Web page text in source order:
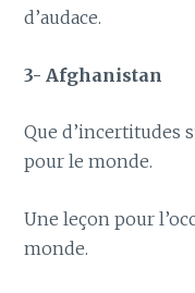
d’audace.
3- Afghanistan
Que d’incertitudes
pour le monde.
Une leçon pour
monde.